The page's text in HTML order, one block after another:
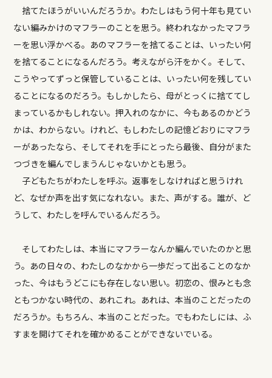
捨てたほうがいいんだろうか。わたしはもう何十年も見てい
ない編みかけのマフラーのことを思う。終われなかったマフラ
ーを思い浮かべる。あのマフラーを捨てることは、いったい何
を捨てることになるんだろう。考えながら汗をかく。そして、
こうやってずっと保管していることは、いったい何を残してい
ることになるのだろう。もしかしたら、母がとっくに捨ててし
まっているかもしれない。押入れのなかに、今もあるのかどう
かは、わからない。けれど、もしわたしの記憶どおりにマフラ
ーがあったなら、そしてそれを手にとったら最後、自分がまた
つづきを編んでしまうんじゃないかとも思う。
子どもたちがわたしを呼ぶ。返事をしなければと思うけれ
ど、なぜか声を出す気になれない。また、声がする。誰が、ど
うして、わたしを呼んでいるんだろう。
そしてわたしは、本当にマフラーなんか編んでいたのかと思
う。あの日々の、わたしのなかから一歩だって出ることのなか
った、今はもうどこにも存在しない思い。初恋の、恨みとも念
ともつかない時代の、あれこれ。あれは、本当のことだったの
だろうか。もちろん、本当のことだった。でもわたしには、ふ
すまを開けてそれを確かめることができないでいる。